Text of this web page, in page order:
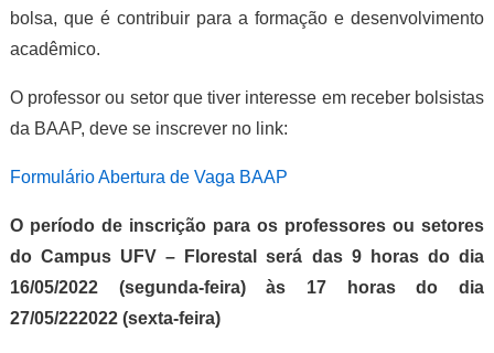
bolsa, que é contribuir para a formação e desenvolvimento
acadêmico.
O professor ou setor que tiver interesse em receber bolsistas
da BAAP, deve se inscrever no link:
Formulário Abertura de Vaga BAAP
O período de inscrição para os professores ou setores
do Campus UFV – Florestal será das 9 horas do dia
16/05/2022 (segunda-feira) às 17 horas do dia
27/05/222022 (sexta-feira)